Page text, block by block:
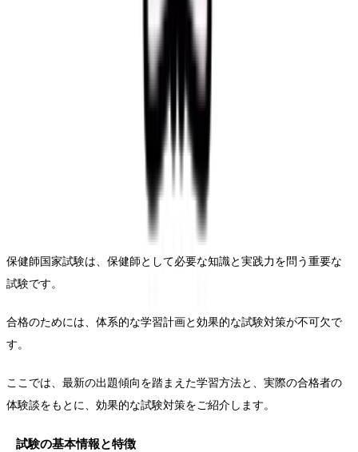
保健師国家試験は、保健師として必要な知識と実践力を問う重要な
試験です。
合格のためには、体系的な学習計画と効果的な試験対策が不可欠で
す。
ここでは、最新の出題傾向を踏まえた学習方法と、実際の合格者の
体験談をもとに、効果的な試験対策をご紹介します。
試験の基本情報と特徴